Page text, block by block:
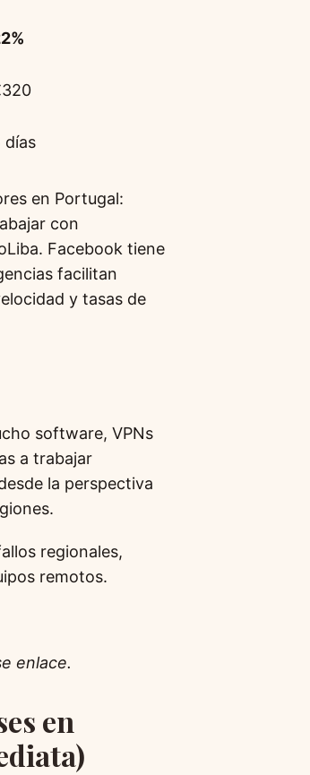
días
en Portugal:
con
Facebook tiene
facilitan
y tasas de
software, VPNs
a trabajar
la perspectiva
regionales,
remotos.
enlace.
en